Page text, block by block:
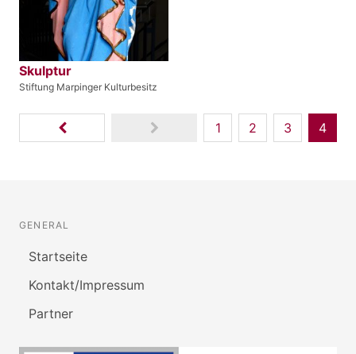
Skulptur
Stiftung Marpinger Kulturbesitz
1 2 3 4
GENERAL
Startseite
Kontakt/Impressum
Partner